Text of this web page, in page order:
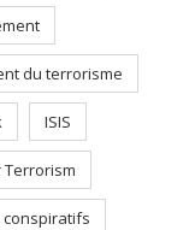
du terrorisme
ISIS
Terrorism